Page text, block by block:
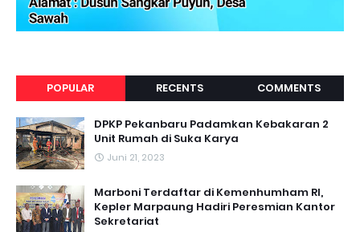
POPULAR RECENTS COMMENTS
DPKP Pekanbaru Padamkan Kebakaran 2
Unit Rumah di Suka Karya
Juni 21, 2023
Marboni Terdaftar di Kemenhumham RI,
Kepler Marpaung Hadiri Peresmian Kantor
Sekretariat